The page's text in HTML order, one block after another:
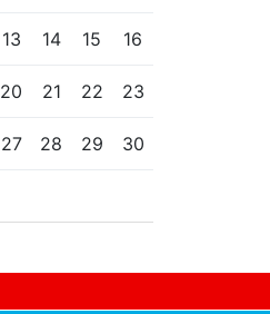
13 14 15 16
20 21 22 23
27 28 29 30